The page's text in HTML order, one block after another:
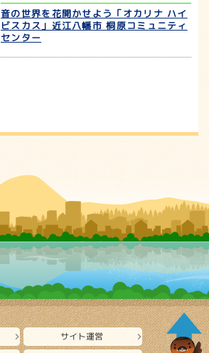
音の世界を花開かせよう「オカリナ ハイ
ビスカス」近江八幡市 桐原コミュニティ
センター
サイト運営